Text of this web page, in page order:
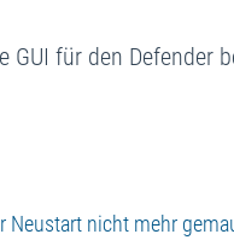
GUI für den Defender
Neustart nicht mehr